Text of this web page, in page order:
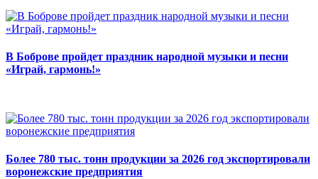
В Боброве пройдет праздник народной музыки и песни
«Играй, гармонь!»
Более 780 тыс. тонн продукции за 2026 год экспортировали
воронежские предприятия